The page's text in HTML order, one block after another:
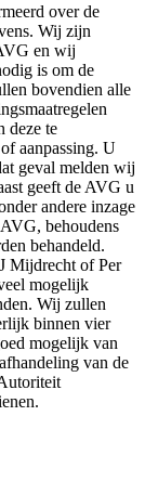
over de
Wij zijn
en wij
is om de
bovendien alle
deze te
aanpassing. U
geval melden wij
geeft de AVG u
andere inzage
behoudens
behandeld.
Mijdrecht of Per
mogelijk
Wij zullen
binnen vier
mogelijk van
van de